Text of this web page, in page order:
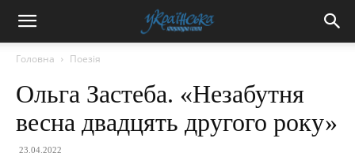
Головна Поезія
Ольга Застеба. «Незабутня
весна двадцять другого року»
23.04.2022